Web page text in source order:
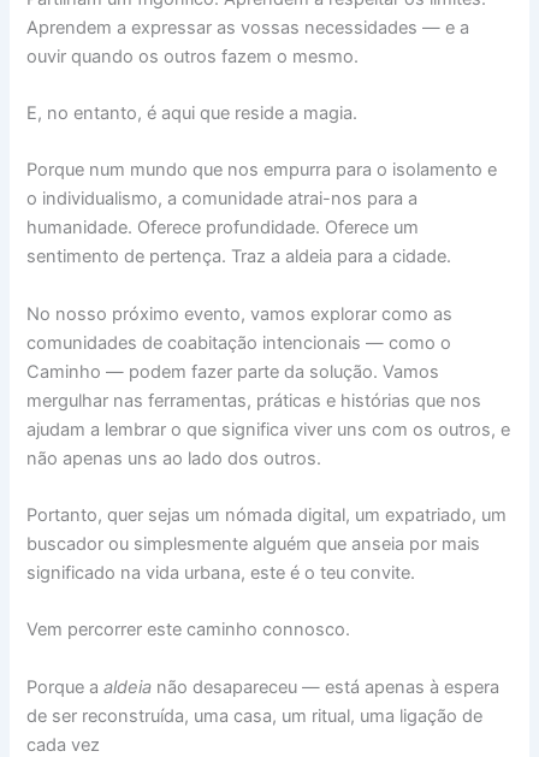
Aprendem a expressar as vossas necessidades — e a
ouvir quando os outros fazem o mesmo.
E, no entanto, é aqui que reside a magia.
Porque num mundo que nos empurra para o isolamento e
o individualismo, a comunidade atrai-nos para a
humanidade. Oferece profundidade. Oferece um
sentimento de pertença. Traz a aldeia para a cidade.
No nosso próximo evento, vamos explorar como as
comunidades de coabitação intencionais — como o
Caminho — podem fazer parte da solução. Vamos
mergulhar nas ferramentas, práticas e histórias que nos
ajudam a lembrar o que significa viver uns com os outros, e
não apenas uns ao lado dos outros.
Portanto, quer sejas um nómada digital, um expatriado, um
buscador ou simplesmente alguém que anseia por mais
significado na vida urbana, este é o teu convite.
Vem percorrer este caminho connosco.
Porque aaldeia não desapareceu — está apenas à espera
de ser reconstruída, uma casa, um ritual, uma ligação de
cada vez